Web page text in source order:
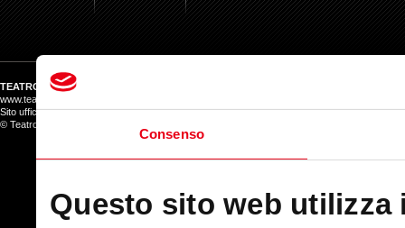
Consenso
Questo sito web utilizza
TEATRO DEL GIGLIO
www.teatrodelgiglio.it
Sito ufficiale del Teatro del Giglio ATG
© Teatro del Giglio salvo ove diversamente indicato